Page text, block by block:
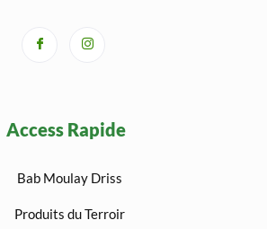
Access Rapide
Bab Moulay Driss
Produits du Terroir